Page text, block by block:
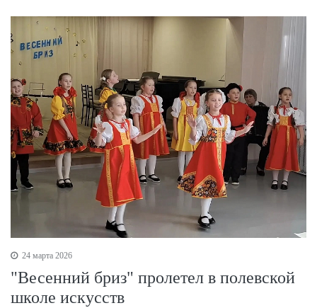
24 марта 2026
"Весенний бриз" пролетел в полевской
школе искусств